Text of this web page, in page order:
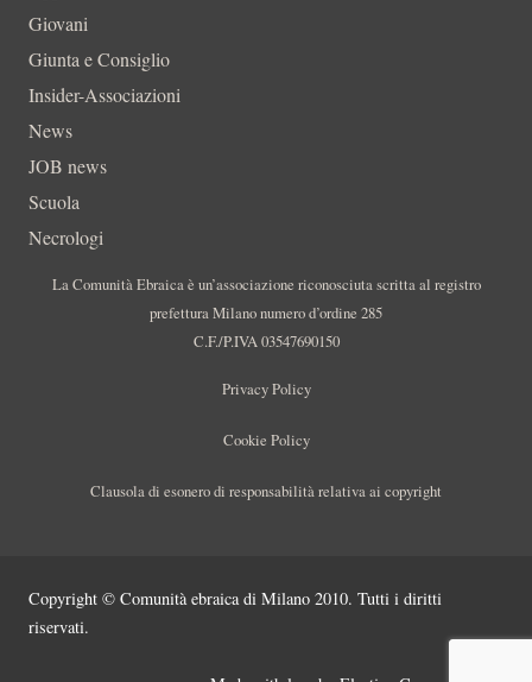
Giovani
Giunta e Consiglio
Insider-Associazioni
News
JOB news
Scuola
Necrologi
La Comunità Ebraica è un’associazione riconosciuta scritta al registro
prefettura Milano numero d’ordine 285
C.F./P.IVA 03547690150
Privacy Policy
Cookie Policy
Clausola di esonero di responsabilità relativa ai copyright
Copyright © Comunità ebraica di Milano 2010. Tutti i diritti
riservati.